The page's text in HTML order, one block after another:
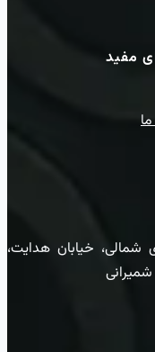
مفید
شمالی، خیابان هدایت،